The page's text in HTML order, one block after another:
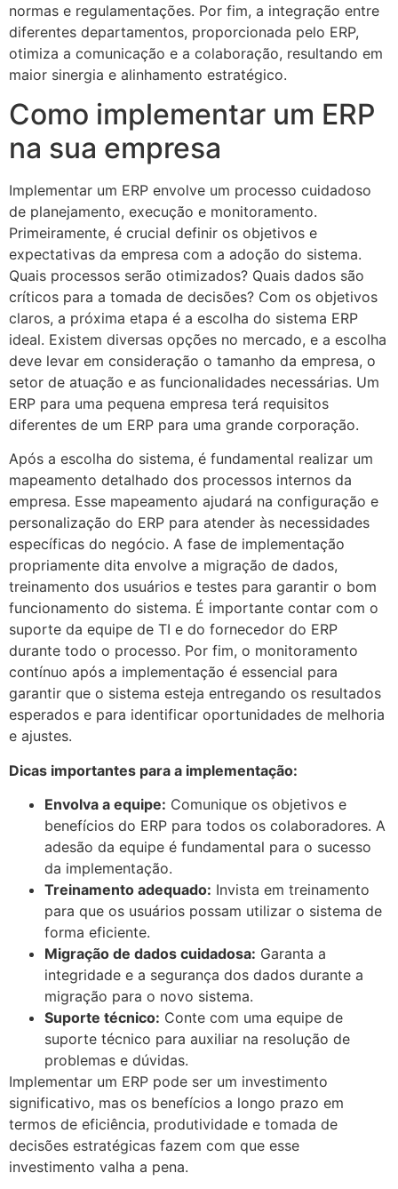
normas e regulamentações. Por fim, a integração entre
diferentes departamentos, proporcionada pelo ERP,
otimiza a comunicação e a colaboração, resultando em
maior sinergia e alinhamento estratégico.
Como implementar um ERP
na sua empresa
Implementar um ERP envolve um processo cuidadoso
de planejamento, execução e monitoramento.
Primeiramente, é crucial definir os objetivos e
expectativas da empresa com a adoção do sistema.
Quais processos serão otimizados? Quais dados são
críticos para a tomada de decisões? Com os objetivos
claros, a próxima etapa é a escolha do sistema ERP
ideal. Existem diversas opções no mercado, e a escolha
deve levar em consideração o tamanho da empresa, o
setor de atuação e as funcionalidades necessárias. Um
ERP para uma pequena empresa terá requisitos
diferentes de um ERP para uma grande corporação.
Após a escolha do sistema, é fundamental realizar um
mapeamento detalhado dos processos internos da
empresa. Esse mapeamento ajudará na configuração e
personalização do ERP para atender às necessidades
específicas do negócio. A fase de implementação
propriamente dita envolve a migração de dados,
treinamento dos usuários e testes para garantir o bom
funcionamento do sistema. É importante contar com o
suporte da equipe de TI e do fornecedor do ERP
durante todo o processo. Por fim, o monitoramento
contínuo após a implementação é essencial para
garantir que o sistema esteja entregando os resultados
esperados e para identificar oportunidades de melhoria
e ajustes.
Dicas importantes para a implementação:
Envolva a equipe: Comunique os objetivos e
benefícios do ERP para todos os colaboradores. A
adesão da equipe é fundamental para o sucesso
da implementação.
Treinamento adequado: Invista em treinamento
para que os usuários possam utilizar o sistema de
forma eficiente.
Migração de dados cuidadosa: Garanta a
integridade e a segurança dos dados durante a
migração para o novo sistema.
Suporte técnico: Conte com uma equipe de
suporte técnico para auxiliar na resolução de
problemas e dúvidas.
Implementar um ERP pode ser um investimento
significativo, mas os benefícios a longo prazo em
termos de eficiência, produtividade e tomada de
decisões estratégicas fazem com que esse
investimento valha a pena.